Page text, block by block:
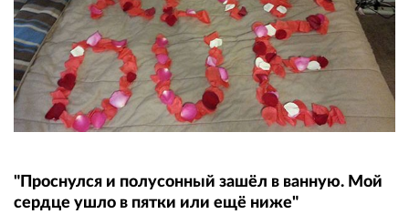
"Проснулся и полусонный зашёл в ванную. Мой
сердце ушло в пятки или ещё ниже"